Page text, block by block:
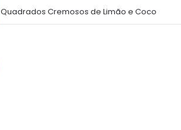
Quadrados Cremosos de Limão e Coco